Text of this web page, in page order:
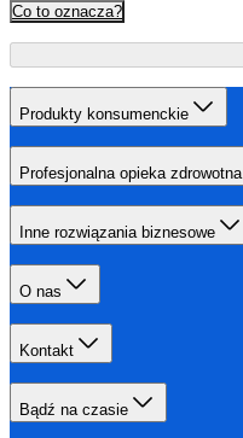
Co to oznacza?
Produkty konsumenckie
Profesjonalna opieka zdrowotna
Inne rozwiązania biznesowe
O nas
Kontakt
Bądź na czasie